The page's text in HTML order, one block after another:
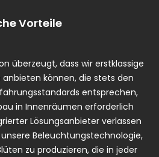
Vorteile
überzeugt, dass wir erstklassige
können, die stets den
entsprechen,
in Innenräumen erforderlich
Lösungsanbieter verlassen
Beleuchtungstechnologie,
zu produzieren, die in jeder